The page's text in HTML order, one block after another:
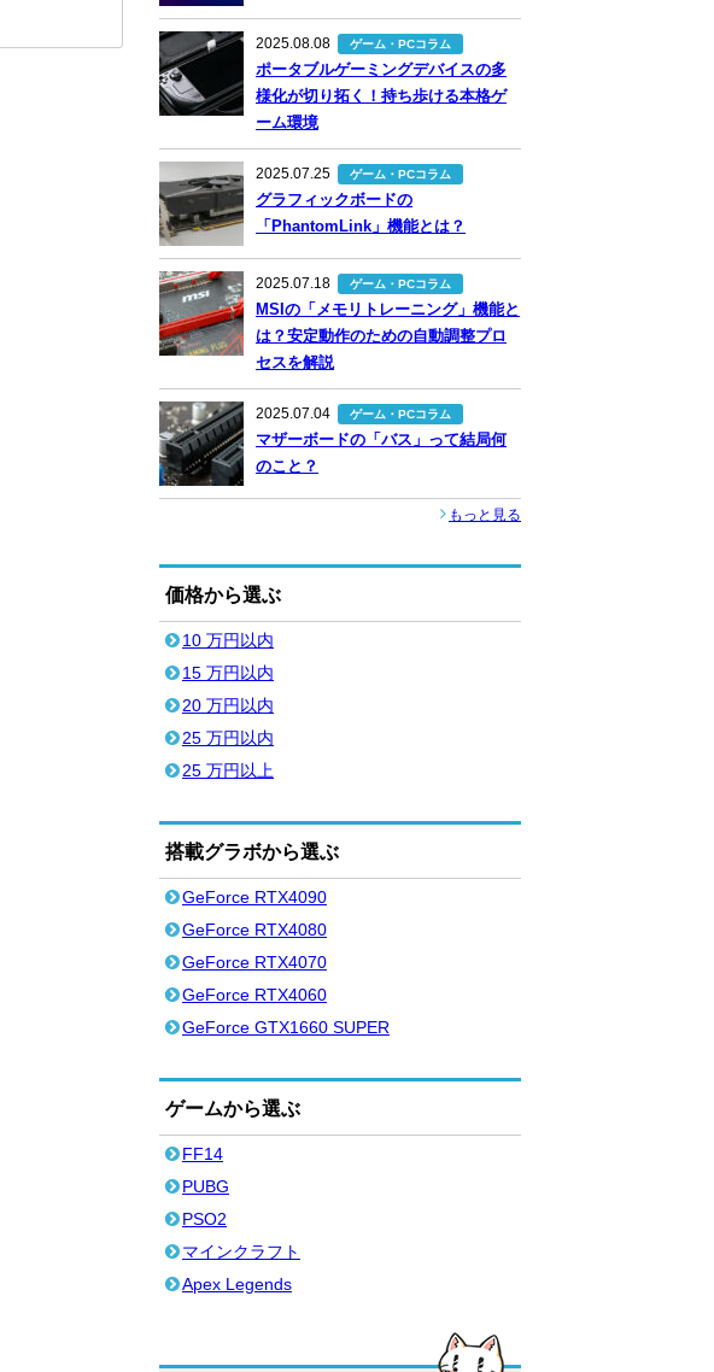
2025.08.08 ゲーム・PCコラム
ポータブルゲーミングデバイスの多
様化が切り拓く！持ち歩ける本格ゲ
ーム環境
2025.07.25 ゲーム・PCコラム
グラフィックボードの
「PhantomLink」機能とは？
2025.07.18 ゲーム・PCコラム
MSIの「メモリトレーニング」機能と
は？安定動作のための自動調整プロ
セスを解説
2025.07.04 ゲーム・PCコラム
マザーボードの「バス」って結局何
のこと？
もっと見る
価格から選ぶ
10 万円以内
15 万円以内
20 万円以内
25 万円以内
25 万円以上
搭載グラボから選ぶ
GeForce RTX4090
GeForce RTX4080
GeForce RTX4070
GeForce RTX4060
GeForce GTX1660 SUPER
ゲームから選ぶ
FF14
PUBG
PSO2
マインクラフト
Apex Legends